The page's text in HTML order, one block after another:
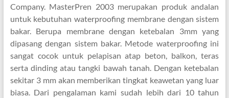
Company. MasterPren 2003 merupakan produk andalan
untuk kebutuhan waterproofing membrane dengan sistem
bakar. Berupa membrane dengan ketebalan 3mm yang
dipasang dengan sistem bakar. Metode waterproofing ini
sangat cocok untuk pelapisan atap beton, balkon, teras
serta dinding atau tangki bawah tanah. Dengan ketebalan
sekitar 3 mm akan memberikan tingkat keawetan yang luar
biasa. Dari pengalaman kami sudah lebih dari 10 tahun